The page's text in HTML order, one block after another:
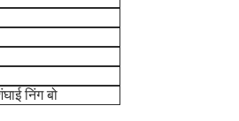
निंग बो